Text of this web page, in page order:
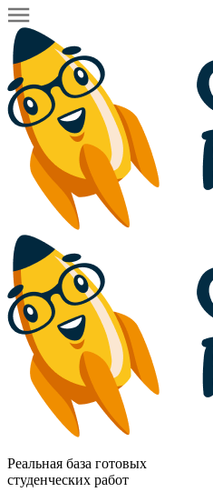
Реальная база готовых
студенческих работ